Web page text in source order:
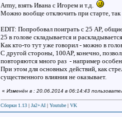
Army, взять Ивана с Игорем и т.д.
Можно вообще отключить при старте, так
EDIT: Попробовал поиграть с 25 AP,
25 в голове складывается и
Как кто-то тут уже говорил - можно в
С другой стороны, 100AP, конечно,
повторяются много раз - например
При этом для основных действий, как
существенного влияния не оказывает.
« Изменён в : 20.06.2014 в 06:14:43
Сборки 1.13 | Ja2+AI | Youtube | VK